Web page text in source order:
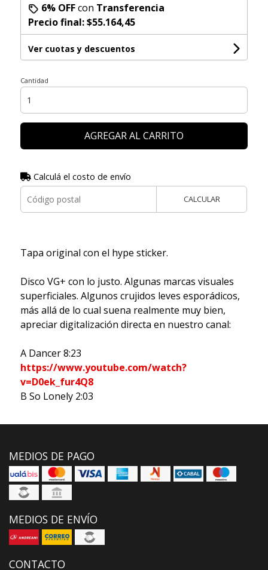
6% OFFcon Transferencia
Precio final:$55.164,45
Ver cuotas y descuentos
Cantidad
AGREGAR AL CARRITO
Calculá el costo de envío
CALCULAR
Tapa original con el hype sticker.
Disco VG+ con lo justo. Algunas marcas visuales
superficiales. Algunos crujidos leves esporádicos,
más allá de lo cual suena realmente muy bien,
apreciar digitalización directa en nuestro canal:
A Dancer 8:23
https://www.youtube.com/watch?
v=D0ek_fur4Q8
B So Lonely 2:03
MEDIOS DE PAGO
MEDIOS DE ENVÍO
CONTACTO